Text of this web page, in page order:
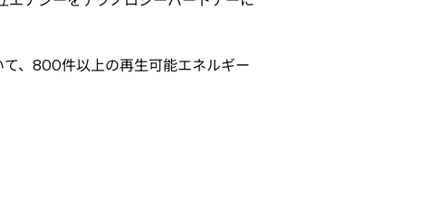
、800件以上の再生可能エネルギー